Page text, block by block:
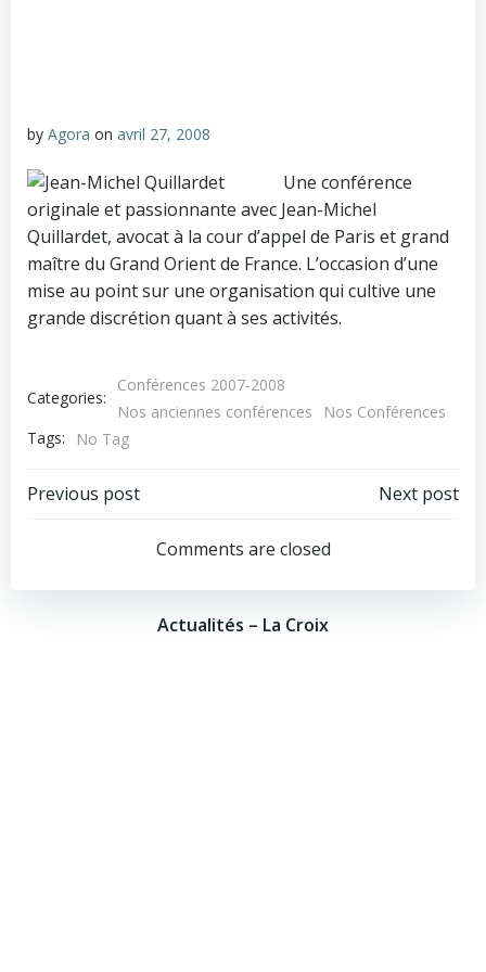
by Agora on avril 27, 2008
Une conférence
originale et passionnante avec Jean-Michel
Quillardet, avocat à la cour d’appel de Paris et grand
maître du Grand Orient de France. L’occasion d’une
mise au point sur une organisation qui cultive une
grande discrétion quant à ses activités.
Categories:
Conférences 2007-2008
Nos anciennes conférences
Nos Conférences
Tags:
No Tag
Post
navigation
Previous post
navigation
Next post
Comments are closed
Actualités – La Croix